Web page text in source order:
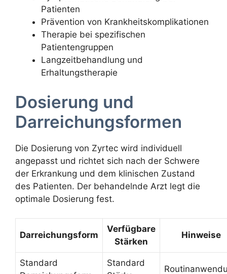
Patienten
Prävention von Krankheitskomplikationen
Therapie bei spezifischen
Patientengruppen
Langzeitbehandlung und
Erhaltungstherapie
Dosierung und
Darreichungsformen
Die Dosierung von Zyrtec wird individuell
angepasst und richtet sich nach der Schwere
der Erkrankung und dem klinischen Zustand
des Patienten. Der behandelnde Arzt legt die
optimale Dosierung fest.
Darreichungsform
Verfügbare
Stärken
Hinweise
Standard
Standard